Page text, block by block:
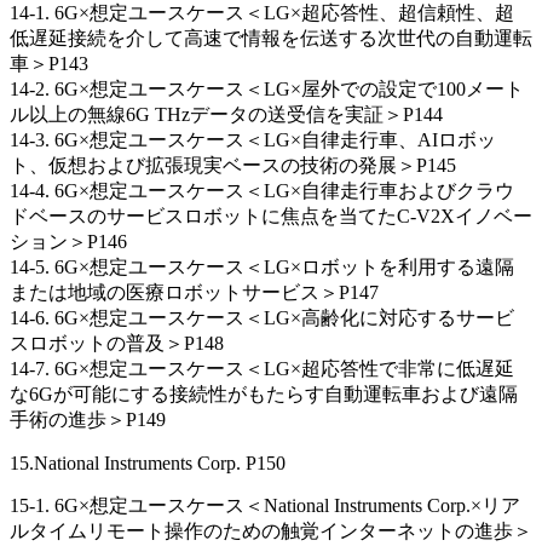
14-1. 6G×想定ユースケース＜LG×超応答性、超信頼性、超
低遅延接続を介して高速で情報を伝送する次世代の自動運転
車＞P143
14-2. 6G×想定ユースケース＜LG×屋外での設定で100メート
ル以上の無線6G THzデータの送受信を実証＞P144
14-3. 6G×想定ユースケース＜LG×自律走行車、AIロボッ
ト、仮想および拡張現実ベースの技術の発展＞P145
14-4. 6G×想定ユースケース＜LG×自律走行車およびクラウ
ドベースのサービスロボットに焦点を当てたC-V2Xイノベー
ション＞P146
14-5. 6G×想定ユースケース＜LG×ロボットを利用する遠隔
または地域の医療ロボットサービス＞P147
14-6. 6G×想定ユースケース＜LG×高齢化に対応するサービ
スロボットの普及＞P148
14-7. 6G×想定ユースケース＜LG×超応答性で非常に低遅延
な6Gが可能にする接続性がもたらす自動運転車および遠隔
手術の進歩＞P149
15.National Instruments Corp. P150
15-1. 6G×想定ユースケース＜National Instruments Corp.×リア
ルタイムリモート操作のための触覚インターネットの進歩＞